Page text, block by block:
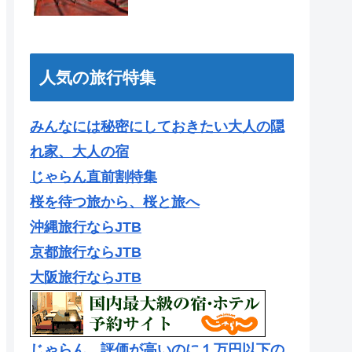
人気の旅行特集
みんなには秘密にしておきたい大人の隠
れ家、大人の宿
じゃらん直前割特集
桜を待つ旅から、桜と旅へ
沖縄旅行ならJTB
京都旅行ならJTB
大阪旅行ならJTB